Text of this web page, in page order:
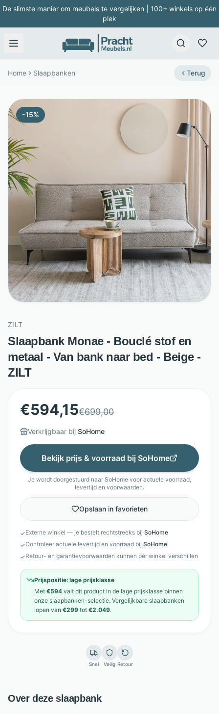
De slimste manier om meubels te vergelijken | 100+ winkels op één
plek
Home Slaapbanken Terug
-15%
ZILT
Slaapbank Monae - Bouclé stof en
metaal - Van bank naar bed - Beige -
ZILT
€594,15€699,00
Verkrijgbaar bij SoHome
Bekijk prijs & voorraad bij SoHome
Je wordt doorgestuurd naar SoHome voor actuele voorraad,
levertijd en voorwaarden.
Opslaan in favorieten
✓Externe winkel — je bestelt rechtstreeks bij SoHome
✓Controleer actuele levertijd en voorraad bij SoHome
✓Retour- en garantievoorwaarden kunnen per winkel verschillen
Prijspositie: lage prijsklasse
Met €594 valt dit product in de lage prijsklasse binnen
onze slaapbanken-selectie. Vergelijkbare slaapbanken
lopen van €299 tot €2.049.
Snel Veilig Retour
Over deze slaapbank